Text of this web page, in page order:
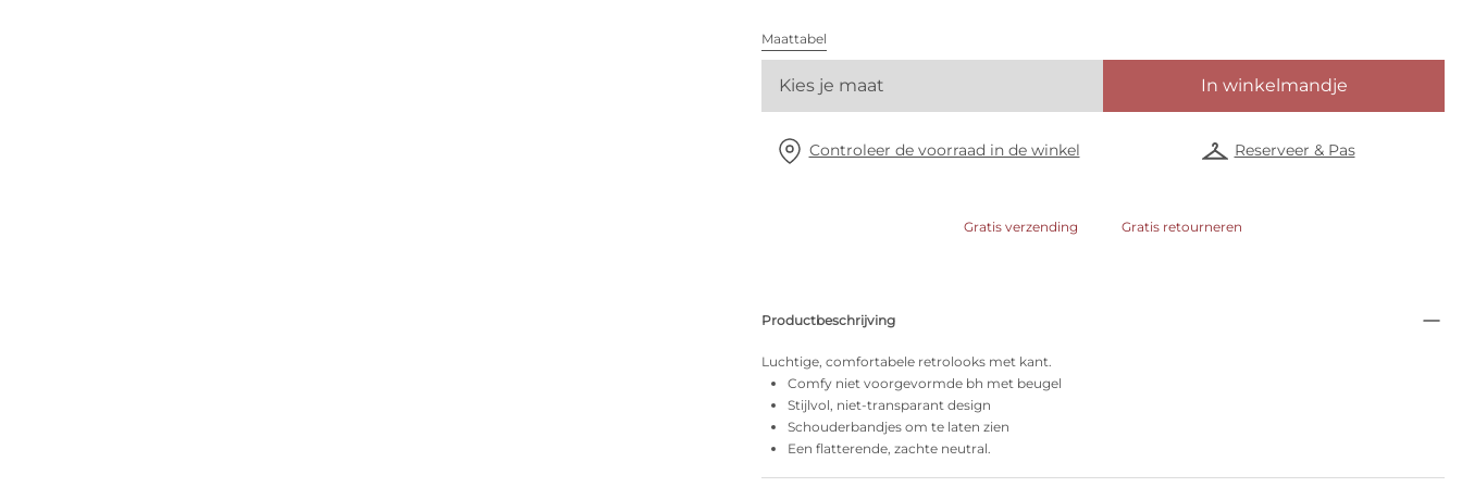
Maattabel
Kies je maat In winkelmandje
Controleer de voorraad in de winkel Reserveer & Pas
Gratis verzending Gratis retourneren
Productbeschrijving
Luchtige, comfortabele retrolooks met kant.
Comfy niet voorgevormde bh met beugel
Stijlvol, niet-transparant design
Schouderbandjes om te laten zien
Een flatterende, zachte neutral.